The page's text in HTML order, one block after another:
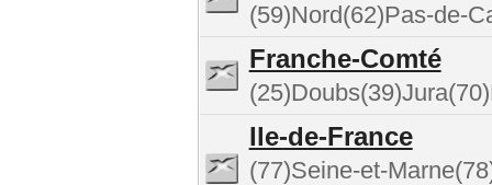
(59)Nord(62)Pas-de-
Franche-Comté
Ile-de-France
(77)Seine-et-